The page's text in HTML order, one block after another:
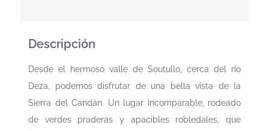
Descripción
Desde el hermoso valle de Soutullo, cerca del río
Deza, podemos disfrutar de una bella vista de la
Sierra del Candán. Un lugar incomparable, rodeado
de verdes praderas y apacibles robledales, que